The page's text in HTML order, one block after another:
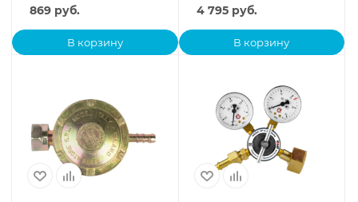
869 руб.
В корзину
4 795руб.
В корзину